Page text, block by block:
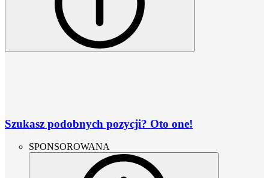
Szukasz podobnych pozycji? Oto one!
SPONSOROWANA